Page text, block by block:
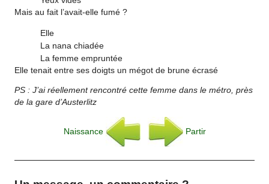
Mais au fait l’avait-elle fumé ?
Elle
La nana chiadée
La femme empruntée
Elle tenait entre ses doigts un mégot de brune écrasé
PS : J’ai réellement rencontré cette femme dans le métro, près
de la gare d’Austerlitz
Naissance Partir